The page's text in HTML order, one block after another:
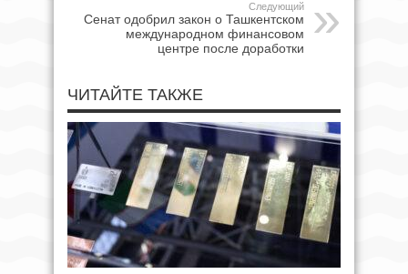
Следующий
Сенат одобрил закон о Ташкентском
международном финансовом
центре после доработки
ЧИТАЙТЕ ТАКЖЕ